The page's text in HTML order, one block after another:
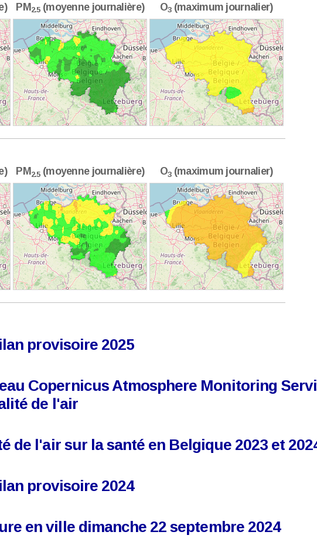
PM2.5(moyenne journalière) O3(maximum journalier)
PM2.5(moyenne journalière) O3(maximum journalier)
provisoire 2025
Copernicus Atmosphere Monitoring
de l'air
de l'air sur la santé en Belgique 2023 et
provisoire 2024
en ville dimanche 22 septembre 2024